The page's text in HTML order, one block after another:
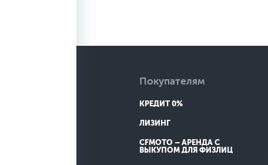
Покупателям
КРЕДИТ 0%
ЛИЗИНГ
CFMOTO – АРЕНДА С
ВЫКУПОМ ДЛЯ ФИЗЛИЦ